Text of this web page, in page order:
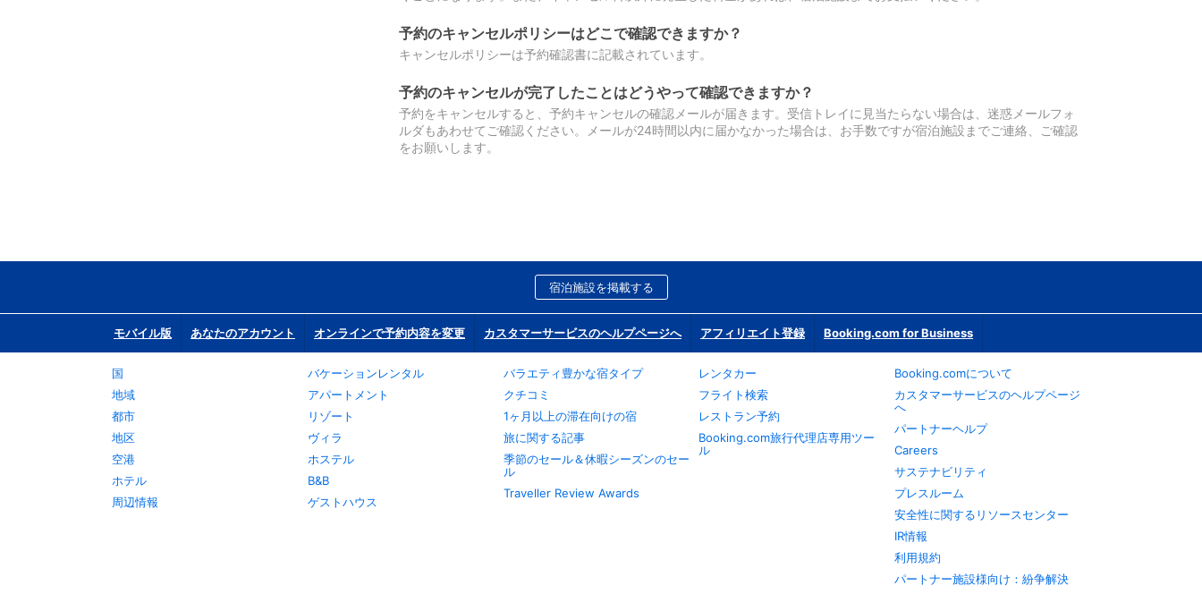
予約のキャンセルポリシーはどこで確認できますか？
キャンセルポリシーは予約確認書に記載されています。
予約のキャンセルが完了したことはどうやって確認できますか？
予約をキャンセルすると、予約キャンセルの確認メールが届きます。受信トレイに見当たらない場合は、迷惑メールフォ
ルダもあわせてご確認ください。メールが24時間以内に届かなかった場合は、お手数ですが宿泊施設までご連絡、ご確認
をお願いします。
宿泊施設を掲載する
モバイル版 あなたのアカウント オンラインで予約内容を変更 カスタマーサービスのヘルプページへ アフィリエイト登録 Booking.com for Business
国
地域
都市
地区
空港
ホテル
周辺情報
バケーションレンタル
アパートメント
リゾート
ヴィラ
ホステル
B&B
ゲストハウス
バラエティ豊かな宿タイプ
クチコミ
1ヶ月以上の滞在向けの宿
旅に関する記事
季節のセール＆休暇シーズンのセー
ル
Traveller Review Awards
レンタカー
フライト検索
レストラン予約
Booking.com旅行代理店専用ツー
ル
Booking.comについて
カスタマーサービスのヘルプページ
へ
パートナーヘルプ
Careers
サステナビリティ
プレスルーム
安全性に関するリソースセンター
IR情報
利用規約
パートナー施設様向け：紛争解決